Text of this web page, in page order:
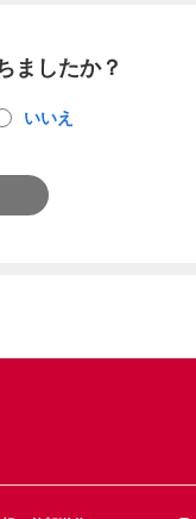
ましたか？
いいえ